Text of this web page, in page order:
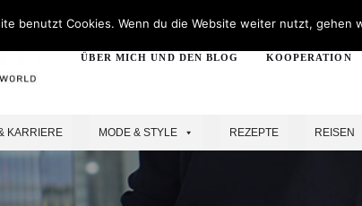
ÜBER MICH UND DEN BLOG KOOPERATION
KARRIERE MODE & STYLE REZEPTE REISEN
benutzt Cookies. Wenn du die Website weiter nutzt, gehen